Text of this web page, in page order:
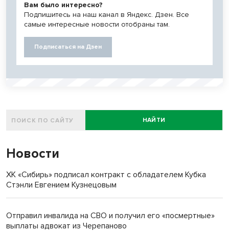
Вам было интересно?
Подпишитесь на наш канал в Яндекс. Дзен. Все
самые интересные новости отобраны там.
Подписаться на Дзен
НАЙТИ
Новости
ХК «Сибирь» подписал контракт с обладателем Кубка
Стэнли Евгением Кузнецовым
Отправил инвалида на СВО и получил его «посмертные»
выплаты адвокат из Черепаново